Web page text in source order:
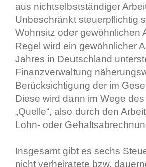
aus nichtselbstständiger
Unbeschränkt steuerpflichtig
Wohnsitz oder gewöhnlichen
Regel wird ein gewöhnlicher
Jahres in Deutschland
Finanzverwaltung
Berücksichtigung der im
Diese wird dann im Wege
„Quelle“, also durch den
Lohn- oder
Insgesamt gibt es sechs
nicht verheiratete bzw.